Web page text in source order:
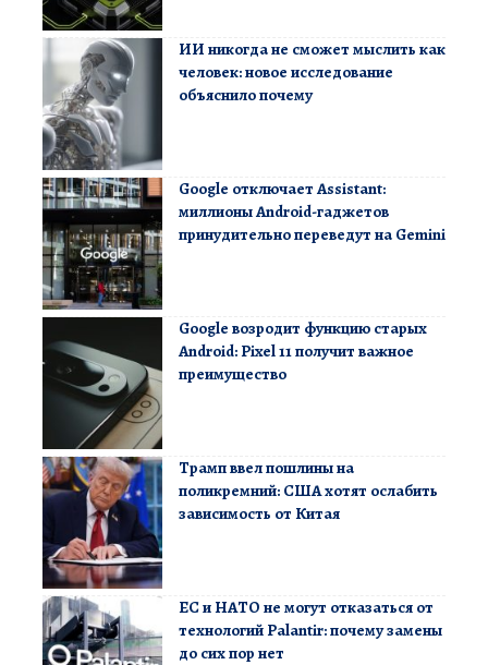
ИИ никогда не сможет мыслить как
человек: новое исследование
объяснило почему
Google отключает Assistant:
миллионы Android-гаджетов
принудительно переведут на Gemini
Google возродит функцию старых
Android: Pixel 11 получит важное
преимущество
Трамп ввел пошлины на
поликремний: США хотят ослабить
зависимость от Китая
ЕС и НАТО не могут отказаться от
технологий Palantir: почему замены
до сих пор нет